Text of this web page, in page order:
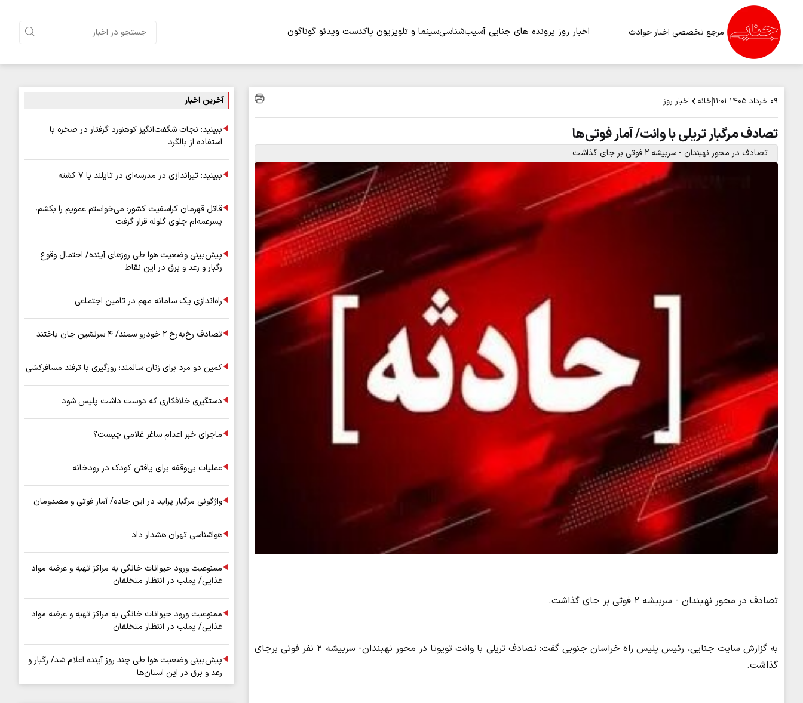
مرجع تخصصی اخبار حوادث اخبار روز پرونده های جنایی آسیب‌شناسیسینما و تلویزیون پاکدست ویدئو گوناگون
۰۹ خرداد ۱۴۰۵ ۱۱:۰۱ خانه اخبار روز
تصادف مرگبار تریلی با وانت/ آمار فوتی‌ها
تصادف در محور نهبندان - سربیشه ۲ فوتی بر جای گذاشت
تصادف در محور نهبندان - سربیشه ۲ فوتی بر جای گذاشت.
به گزارش سایت جنایی، رئیس پلیس راه خراسان جنوبی گفت: تصادف تریلی با وانت تویوتا در محور نهبندان- سربیشه ۲ نفر فوتی برجای
گذاشت.
آخرین اخبار
ببینید: نجات شگفت‌انگیز کوهنورد گرفتار در صخره با
استفاده از بالگرد
ببینید: تیراندازی در مدرسه‌ای در تایلند با ۷ کشته
قاتل قهرمان کراسفیت کشور: می‌خواستم عمویم را بکشم،
پسرعمه‌ام جلوی گلوله قرار گرفت
پیش‌بینی وضعیت هوا طی روزهای آینده/ احتمال وقوع
رگبار و رعد و برق در این نقاط
راه‌اندازی یک سامانه مهم در تامین اجتماعی
تصادف رخ‌به‌رخ ۲ خودرو سمند/ ۴ سرنشین جان باختند
کمین دو مرد برای زنان سالمند؛ زورگیری با ترفند مسافرکشی
دستگیری خلافکاری که دوست داشت پلیس شود
ماجرای خبر اعدام ساغر غلامی چیست؟
عملیات بی‌وقفه برای یافتن کودک در رودخانه
واژگونی مرگبار پراید در این جاده/ آمار فوتی و مصدومان
هواشناسی تهران هشدار داد
ممنوعیت ورود حیوانات خانگی به مراکز تهیه و عرضه مواد
غذایی/ پملب در انتظار متخلفان
ممنوعیت ورود حیوانات خانگی به مراکز تهیه و عرضه مواد
غذایی/ پملب در انتظار متخلفان
پیش‌بینی وضعیت هوا طی چند روز آینده اعلام شد/ رگبار و
رعد و برق در این استان‌ها